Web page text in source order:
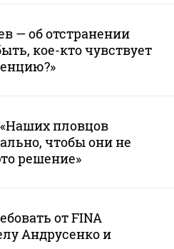
— об отстранении
кое-кто чувствует
пловцов
чтобы они не
решение»
от FINA
Андрусенко и